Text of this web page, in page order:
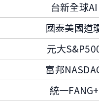
台新全球AI
國泰美國道
元大
富邦
統一FANG+